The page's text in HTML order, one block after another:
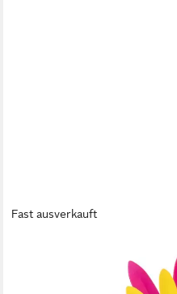
Fast ausverkauft
Deko-Windrad Metall Windrad
H114cm, Buntes Windspiel (1